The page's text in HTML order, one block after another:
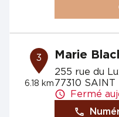
3
6.18 km
Marie
255 rue du
77310 SAINT
Fermé